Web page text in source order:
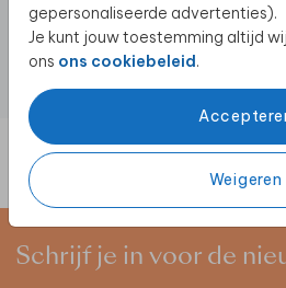
gepersonaliseerde advertenties).
Je kunt jouw toestemming altijd
ons ons cookiebeleid.
Weigeren
Schrijf je in voor de